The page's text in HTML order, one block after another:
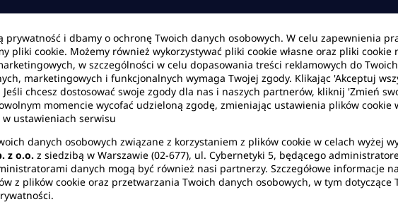
Blog Poradniki dotyczące wynajmu Długi weekend w Gdańsku?
i zastanawiasz się, jak najlepiej spędzić czas? CałeTrójmiasto
czas. Jeśli dodatkowo chcesz cieszyć się swobodą i
prywatność i dbamy o ochronę Twoich danych osobowych. W celu zapewnienia
pliki cookie. Możemy również wykorzystywać pliki cookie własne oraz pliki cookie
w szczególności w celu dopasowania treści reklamowych do
marketingowych i funkcjonalnych wymaga Twojej zgody. Klikając 'Akceptuj
chcesz dostosować swoje zgody dla nas i naszych partnerów, kliknij 'Zmień
momencie wycofać udzieloną zgodę, zmieniając ustawienia plików cookie
ustawieniach serwisu
danych osobowych związane z korzystaniem z plików cookie w celach wyżej
z o.o. z siedzibą w Warszawie (02-677), ul. Cybernetyki 5, będącego
danych mogą być również nasi partnerzy. Szczegółowe informacje
z plików cookie oraz przetwarzania Twoich danych osobowych, w tym